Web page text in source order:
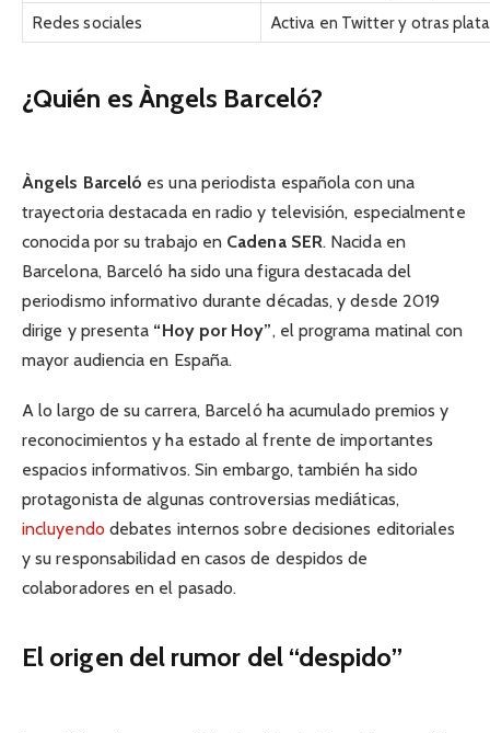
Redes sociales
Activa en Twitter y otras
¿Quién es Àngels Barceló?
Àngels Barceló es una periodista española con una
trayectoria destacada en radio y televisión, especialmente
conocida por su trabajo en Cadena SER. Nacida en
Barcelona, Barceló ha sido una figura destacada del
periodismo informativo durante décadas, y desde 2019
dirige y presenta “Hoy por Hoy”, el programa matinal con
mayor audiencia en España.
A lo largo de su carrera, Barceló ha acumulado premios y
reconocimientos y ha estado al frente de importantes
espacios informativos. Sin embargo, también ha sido
protagonista de algunas controversias mediáticas,
incluyendo debates internos sobre decisiones editoriales
y su responsabilidad en casos de despidos de
colaboradores en el pasado.
El origen del rumor del “despido”